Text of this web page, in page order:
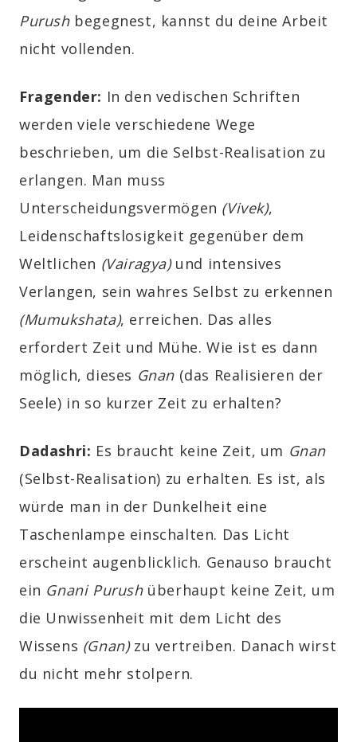
Purushbegegnest, kannst du deine Arbeit
nicht vollenden.
Fragender: In den vedischen Schriften
werden viele verschiedene Wege
beschrieben, um die Selbst-Realisation zu
erlangen. Man muss
Unterscheidungsvermögen (Vivek),
Leidenschaftslosigkeit gegenüber dem
Weltlichen (Vairagya)und intensives
Verlangen, sein wahres Selbst zu erkennen
(Mumukshata), erreichen. Das alles
erfordert Zeit und Mühe. Wie ist es dann
möglich, dieses Gnan (das Realisieren der
Seele) in so kurzer Zeit zu erhalten?
Dadashri: Es braucht keine Zeit, um Gnan
(Selbst-Realisation) zu erhalten. Es ist, als
würde man in der Dunkelheit eine
Taschenlampe einschalten. Das Licht
erscheint augenblicklich. Genauso braucht
ein Gnani Purushüberhaupt keine Zeit, um
die Unwissenheit mit dem Licht des
Wissens (Gnan)zu vertreiben. Danach wirst
du nicht mehr stolpern.